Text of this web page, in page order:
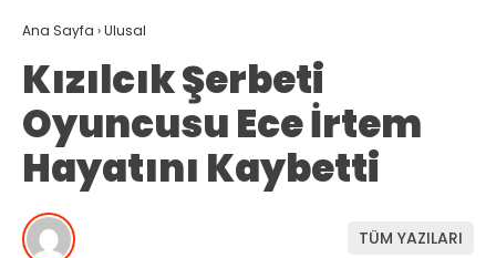
Ana Sayfa ›Ulusal
Kızılcık Şerbeti
Oyuncusu Ece İrtem
Hayatını Kaybetti
TÜM YAZILARI